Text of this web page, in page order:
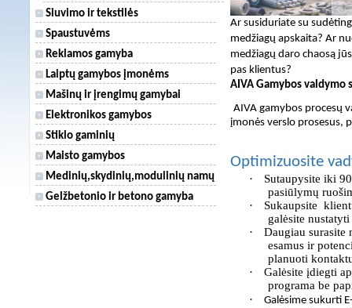
Siuvimo ir tekstilės
Spaustuvėms
Reklamos gamyba
Laiptų gamybos įmonėms
Mašinų ir įrengimų gamybai
Elektronikos gamybos
Stiklo gaminių
Maisto gamybos
Medinių,skydinių,modulinių namų
Gelžbetonio ir betono gamyba
Ar susiduriate su
medžiagų apskaita? Ar
medžiagų daro chaosą
pas klientus?
AIVA Gamybos valdymo
AIVA gamybos procesų
įmonės verslo prosesus,
Optimizuosite
·
Sutaupysite iki
pasiūlymų
·
Sukaupsite
galėsite
·
Daugiau
esamus ir
planuoti
·
Galėsite įdiegti
programa be
·
Galėsime sukurti